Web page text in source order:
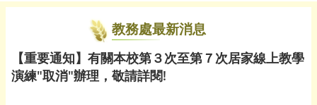
教務處最新消息
【重要通知】有關本校第３次至第７次居家線上教學
演練"取消"辦理，敬請詳閱!